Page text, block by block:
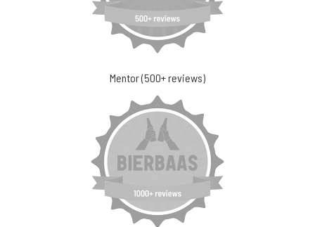
Mentor (500+ reviews)